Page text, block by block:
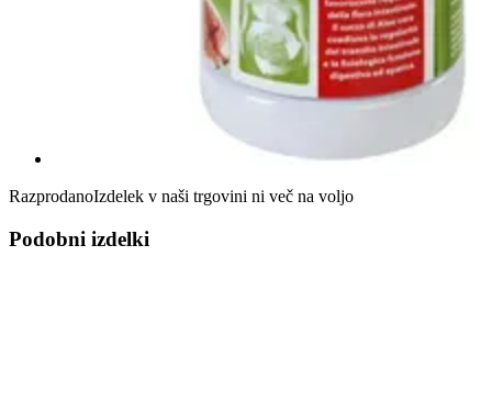
RazprodanoIzdelek v naši trgovini ni več na voljo
Podobni izdelki